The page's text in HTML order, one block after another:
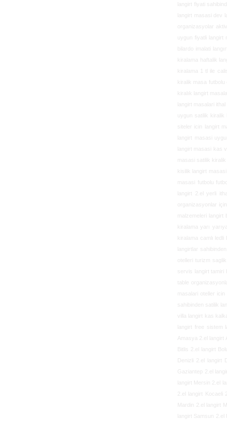
langirt fiyati
langirt masasi dev
organizasyolar
uygun fiyatli
bilardo imalati
kiralama haftalik
kiralama 1 tl ile
kiralik masa futbolu
kiralık langirt
langirt masalari
uygun satilik
siteler icin langirt
langirt masasi
langirt masasi kas
masasi satilik
kisilik langirt
masasi futbolu
langirt 2.el yerli
organizasyonlar
malzemeleri
kiralama yarı
kiralama camlı
langirtlar
otelleri turizm
servis langirt
table
masalari oteller
sahibinden satilik
villa langirt kas
langirt free sistem
Amasya 2.el langirt
Bitlis 2.el langirt
Denizli 2.el langirt
Gaziantep 2.el
langirt Mersin 2.el
2.el langirt
Mardin 2.el langirt
langirt Samsun